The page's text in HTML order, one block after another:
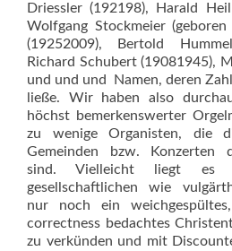
Driessler (192198), Harald
Wolfgang Stockmeier
(19252009), Bertold
Richard Schubert (19081945),
und und und  Namen, deren
ließe. Wir haben also
höchst bemerkenswerter
zu wenige Organisten, die
Gemeinden bzw. Konzerten
sind. Vielleicht liegt es
gesellschaftlichen wie
nur noch ein
correctness bedachtes
zu verkünden und mit